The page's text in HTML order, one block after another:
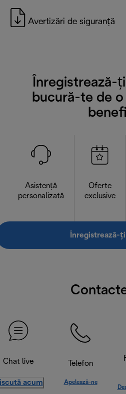
Avertizări de siguranță
Înregistrează-
bucură-te de
Asistență
personalizată
Oferte
exclusive
Înregistrează-
Chat live
acum
Telefon
Apelează-ne